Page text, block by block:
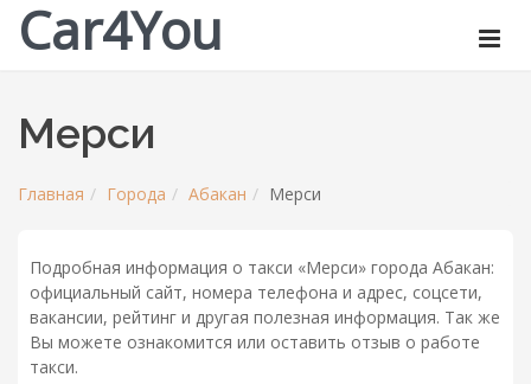
Car4You
Мерси
Главная Города Абакан Мерси
Подробная информация о такси «Мерси» города Абакан:
официальный сайт, номера телефона и адрес, соцсети,
вакансии, рейтинг и другая полезная информация. Так же
Вы можете ознакомится или оставить отзыв о работе
такси.